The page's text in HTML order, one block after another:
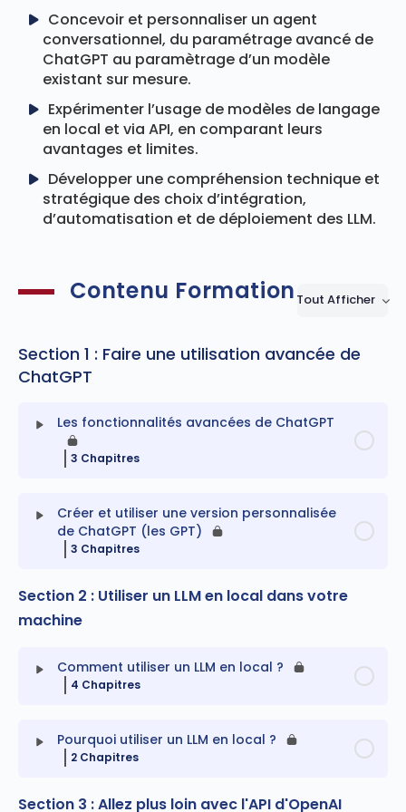
Concevoir et personnaliser un agent
conversationnel, du paramétrage avancé de
ChatGPT au paramètrage d’un modèle
existant sur mesure.
Expérimenter l’usage de modèles de langage
en local et via API, en comparant leurs
avantages et limites.
Développer une compréhension technique et
stratégique des choix d’intégration,
d’automatisation et de déploiement des LLM.
Contenu Formation Tout Afficher
Leçons
Section 1 : Faire une utilisation avancée de
ChatGPT
Les fonctionnalités avancées de ChatGPT
3 Chapitres
Contenu du Leçon 0/3 Étapes
La recherche approfondie
Les actions
Créer et utiliser une version personnalisée
de ChatGPT (les GPT)
3 Chapitres
Contenu du Leçon 0% terminé 0/3 Étapes
Le RAG (bases documentaires)
Publier et partager son GPT
Section 2 : Utiliser un LLM en local dans votre
machine
Comment utiliser un LLM en local ?
4 Chapitres
Contenu du Leçon 0% terminé
Pourquoi utiliser un LLM en local ?
2 Chapitres
Contenu du Leçon 0% terminé 0/2 Étapes
Section 3 : Allez plus loin avec l'API d'OpenAI